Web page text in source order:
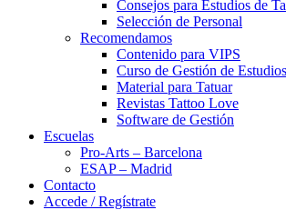
Consejos para Estudios de
Selección de Personal
Recomendamos
Contenido para VIPS
Curso de Gestión de Estudios
Material para Tatuar
Revistas Tattoo Love
Software de Gestión
Escuelas
Pro-Arts – Barcelona
ESAP – Madrid
Contacto
Accede / Regístrate